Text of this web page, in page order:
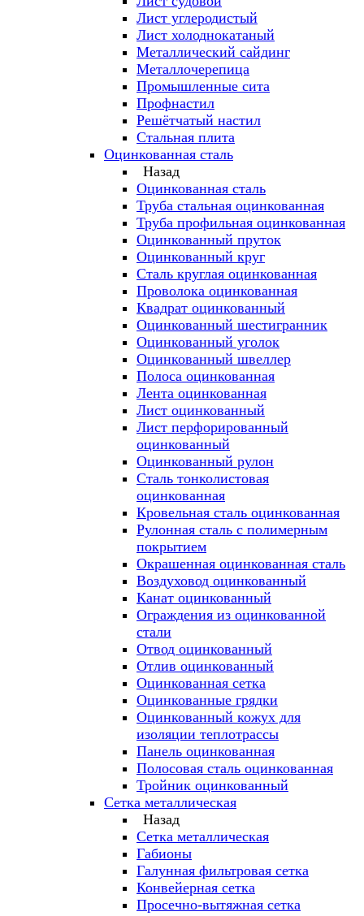
Лист углеродистый
Лист холоднокатаный
Металлический сайдинг
Металлочерепица
Промышленные сита
Профнастил
Решётчатый настил
Стальная плита
Оцинкованная сталь
Назад
Оцинкованная сталь
Труба стальная оцинкованная
Труба профильная оцинкованная
Оцинкованный пруток
Оцинкованный круг
Сталь круглая оцинкованная
Проволока оцинкованная
Квадрат оцинкованный
Оцинкованный шестигранник
Оцинкованный уголок
Оцинкованный швеллер
Полоса оцинкованная
Лента оцинкованная
Лист оцинкованный
Лист перфорированный
оцинкованный
Оцинкованный рулон
Сталь тонколистовая
оцинкованная
Кровельная сталь оцинкованная
Рулонная сталь с полимерным
покрытием
Окрашенная оцинкованная сталь
Воздуховод оцинкованный
Канат оцинкованный
Ограждения из оцинкованной
стали
Отвод оцинкованный
Отлив оцинкованный
Оцинкованная сетка
Оцинкованные грядки
Оцинкованный кожух для
изоляции теплотрассы
Панель оцинкованная
Полосовая сталь оцинкованная
Тройник оцинкованный
Сетка металлическая
Назад
Сетка металлическая
Габионы
Галунная фильтровая сетка
Конвейерная сетка
Просечно-вытяжная сетка